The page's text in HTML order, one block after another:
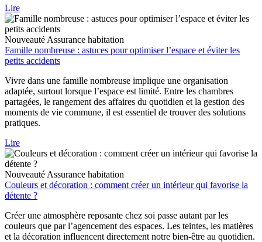
Lire
Nouveauté Assurance habitation
Famille nombreuse : astuces pour optimiser l’espace et éviter les
petits accidents
Vivre dans une famille nombreuse implique une organisation
adaptée, surtout lorsque l’espace est limité. Entre les chambres
partagées, le rangement des affaires du quotidien et la gestion des
moments de vie commune, il est essentiel de trouver des solutions
pratiques.
Lire
Nouveauté Assurance habitation
Couleurs et décoration : comment créer un intérieur qui favorise la
détente ?
Créer une atmosphère reposante chez soi passe autant par les
couleurs que par l’agencement des espaces. Les teintes, les matières
et la décoration influencent directement notre bien-être au quotidien.